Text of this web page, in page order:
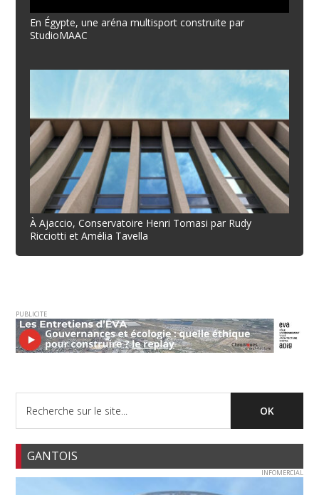
En Égypte, une aréna multisport construite par
StudioMAAC
À Ajaccio, Conservatoire Henri Tomasi par Rudy
Ricciotti et Amélia Tavella
PUBLICITE
GANTOIS
INFOMERCIAL